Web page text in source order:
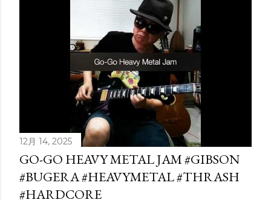
12月 14, 2025
GO-GO HEAVY METAL JAM #GIBSON
#BUGERA #HEAVYMETAL #THRASH
#HARDCORE